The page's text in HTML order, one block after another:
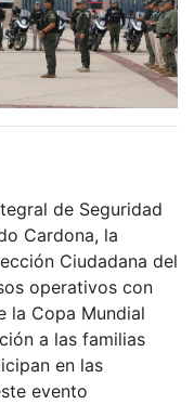
de Seguridad
Cardona, la
Ciudadana del
operativos con
la Copa Mundial
a las familias
en las
evento